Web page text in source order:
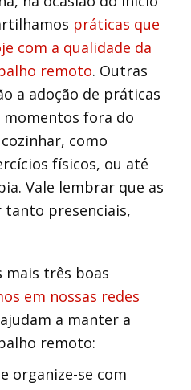
práticas que
com a qualidade da
remoto. Outras
a adoção de práticas
momentos fora do
como
físicos, ou até
Vale lembrar que as
tanto presenciais,
mais três boas
em nossas redes
a manter a
remoto:
organize-se com